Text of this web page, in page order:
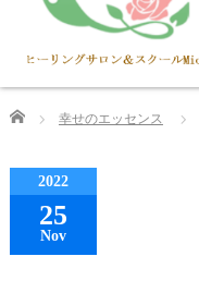
Home 幸せのエッセンス
2022
25
Nov